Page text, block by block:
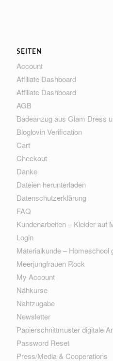
SEITEN
Account
Affiliate Dashboard
Affiliate Dashboard
AGB
Badeanzug aus Glam Dress
Bloglovin Verification
Cart
Checkout
Danke
Dateien herunterladen
Datenschutzerklärung
FAQ
Kundenarbeiten – Kleider auf
Login
Materialkunde – Homeschool
Meerjungfrauen Rock
My Account
Nähkurse
Nahtzugabe
Newsletter
Papierschnittmuster digitale
Password Reset
Press/Media & Cooperations